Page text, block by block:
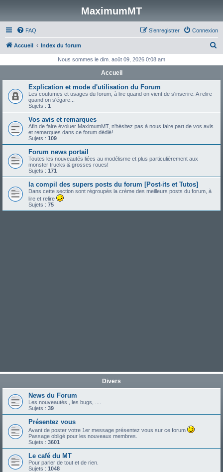
MaximumMT
FAQ Connexion
S’enregistrer
Accueil Index du forum
h
Nous sommes le dim. août 09, 2026 0:08 am
Accueil
Explication et mode d'utilisation du Forum
Les coutumes et usages du forum, à lire quand on vient de s'inscrire. A relire
quand on s'égare...
Sujets : 1
Vos avis et remarques
Afin de faire évoluer MaximumMT, n'hésitez pas à nous faire part de vos avis
et remarques dans ce forum dédié!
Sujets : 109
Forum news portail
Toutes les nouveautés liées au modélisme et plus particulièrement aux
monster trucks & grosses roues!
Sujets : 171
la compil des supers posts du forum [Post-its et Tutos]
Dans cette section sont régroupés la crème des meilleurs posts du forum, à
lire et relire
Sujets : 75
Divers
News du Forum
Les nouveautés , les bugs, ....
Sujets : 39
Présentez vous
Avant de poster votre 1er message présentez vous sur ce forum
Passage obligé pour les nouveaux membres.
Sujets : 3601
Le café du MT
Pour parler de tout et de rien.
Sujets : 1048